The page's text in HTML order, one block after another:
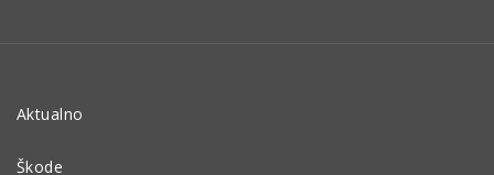
Aktualno
Škode